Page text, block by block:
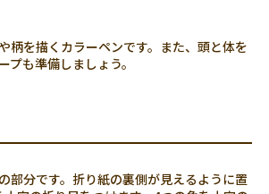
柄を描くカラーペンです。また、頭と体を
プも準備しましょう。
部分です。折り紙の裏側が見えるように置